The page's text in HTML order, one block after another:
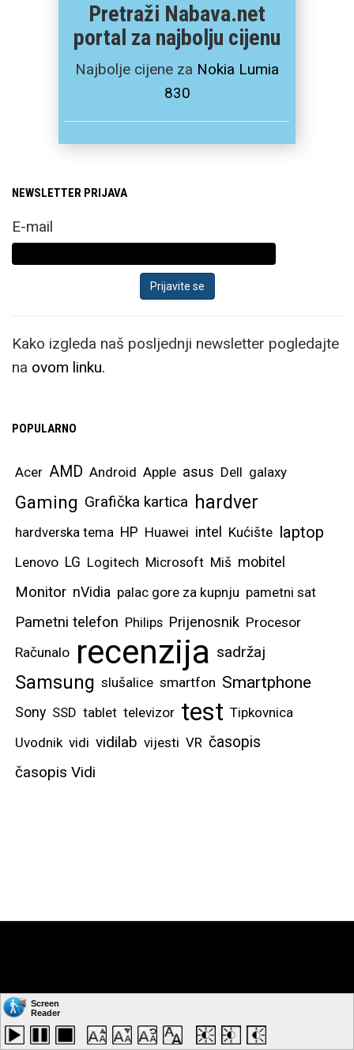
Pretraži Nabava.net
portal za najbolju cijenu
Najbolje cijene za Nokia Lumia
830
NEWSLETTER PRIJAVA
E-mail
Kako izgleda naš posljednji newsletter pogledajte
na ovom linku.
POPULARNO
Acer AMD Android Apple asus Dell galaxy
Gaming Grafička kartica hardver
hardverska tema HP Huawei intel Kućište laptop
Lenovo LG Logitech Microsoft Miš mobitel
Monitor nVidia palac gore za kupnju pametni sat
Pametni telefon Philips Prijenosnik Procesor
Računalo recenzija sadržaj
Samsung slušalice smartfon Smartphone
Sony SSD tablet televizor test Tipkovnica
Uvodnik vidi vidilab vijesti VR časopis
časopis Vidi